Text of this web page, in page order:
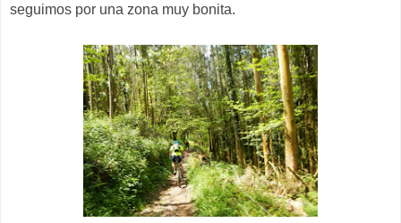
seguimos por una zona muy bonita.